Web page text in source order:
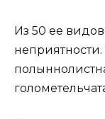
Из 50 ее